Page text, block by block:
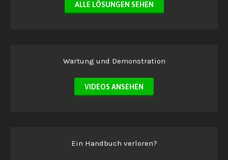
ALLE LÖSUNGEN SEHEN
Wartung und Demonstration
VIDEOS ANSEHEN
Ein Handbuch verloren?